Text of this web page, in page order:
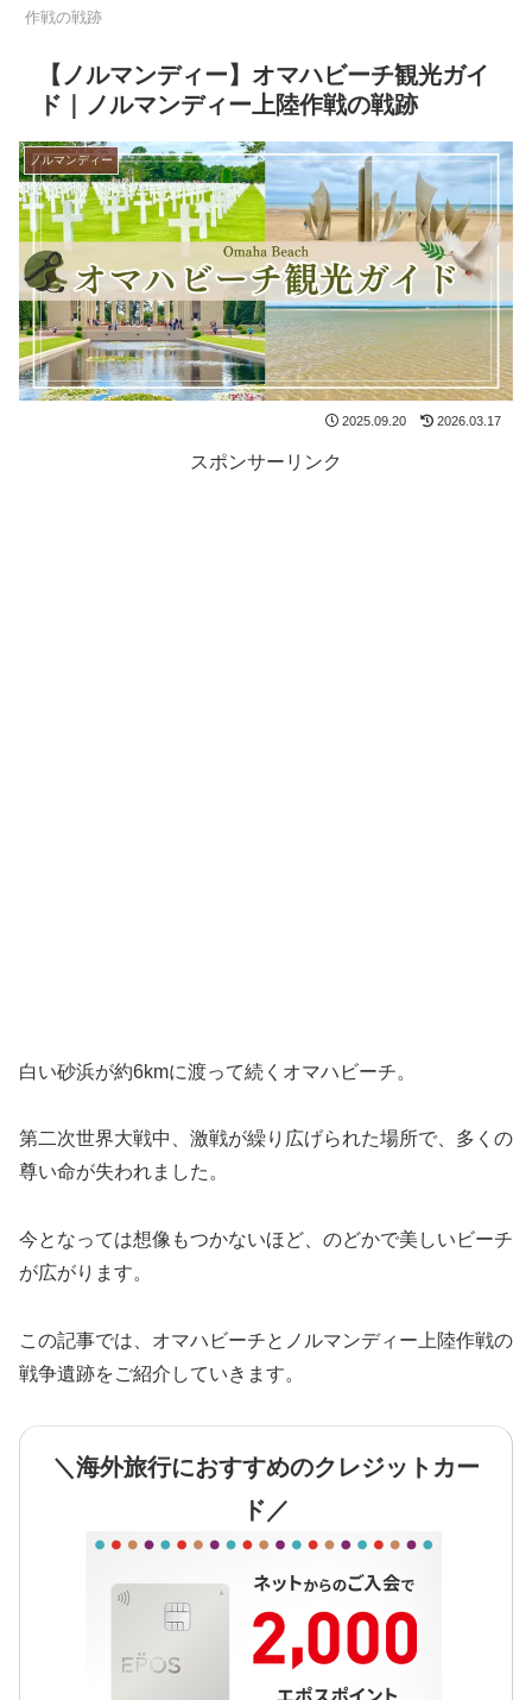
作戦の戦跡
【ノルマンディー】オマハビーチ観光ガイ
ド｜ノルマンディー上陸作戦の戦跡
ノルマンディー
2025.09.20 2026.03.17
スポンサーリンク
白い砂浜が約6kmに渡って続くオマハビーチ。
第二次世界大戦中、激戦が繰り広げられた場所で、多くの
尊い命が失われました。
今となっては想像もつかないほど、のどかで美しいビーチ
が広がります。
この記事では、オマハビーチとノルマンディー上陸作戦の
戦争遺跡をご紹介していきます。
＼海外旅行におすすめのクレジットカー
ド／